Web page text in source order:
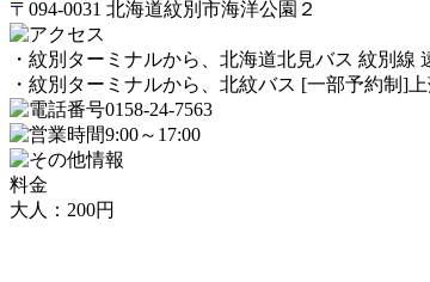
〒094-0031 北海道紋別市海洋公園２
・紋別ターミナルから、北海道北見バス 紋別
・紋別ターミナルから、北紋バス [一部予約制]
0158-24-7563
9:00～17:00
料金
大人：200円